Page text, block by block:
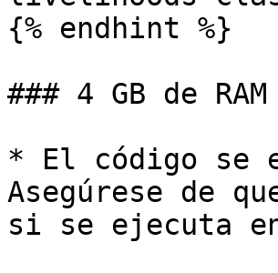
{% endhint %}
### 4 GB de RAM
* El código se
Asegúrese de
si se ejecuta en